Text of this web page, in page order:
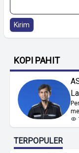
Kirim
KOPI PAHIT
TERPOPULER